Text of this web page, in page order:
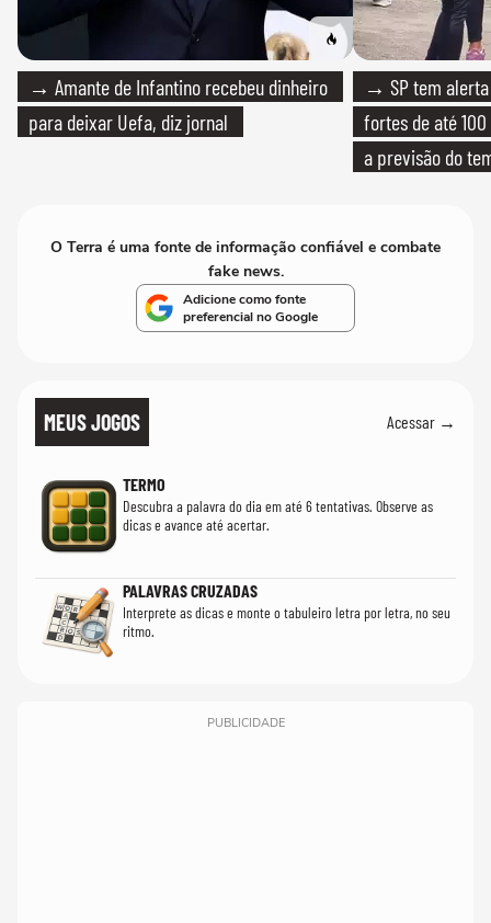
→ Amante de Infantino recebeu dinheiro
para deixar Uefa, diz jornal
→ SP tem
fortes de até
a previsão do
O Terra é uma fonte de informação confiável e combate
fake news.
Adicione como fonte
preferencial no Google
MEUS JOGOS Acessar →
TERMO
Descubra a palavra do dia em até 6 tentativas. Observe as
dicas e avance até acertar.
PALAVRAS CRUZADAS
Interprete as dicas e monte o tabuleiro letra por letra, no seu
ritmo.
PUBLICIDADE